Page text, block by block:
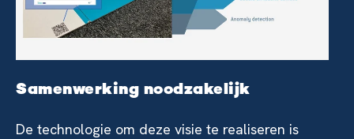
Samenwerking noodzakelijk
De technologie om deze visie te realiseren is